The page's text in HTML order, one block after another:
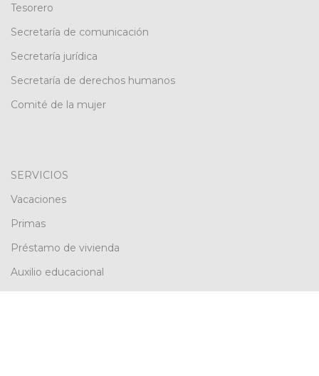
Tesorero
Secretaría de comunicación
Secretaría jurídica
Secretaría de derechos humanos
Comité de la mujer
SERVICIOS
Vacaciones
Primas
Préstamo de vivienda
Auxilio educacional